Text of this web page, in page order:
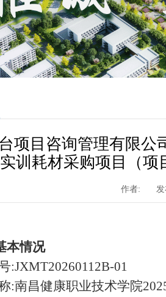
项目咨询管理有限公
训耗材采购项目（项
作者:
本情况
:JXMT20260112B-01
:南昌健康职业技术学院